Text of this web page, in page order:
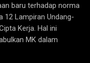
baru terhadap norma
12 Lampiran Undang-
Kerja. Hal ini
MK dalam